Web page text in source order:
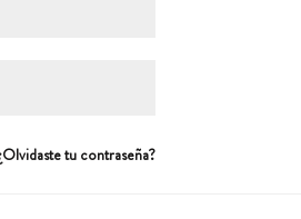
tu contraseña?